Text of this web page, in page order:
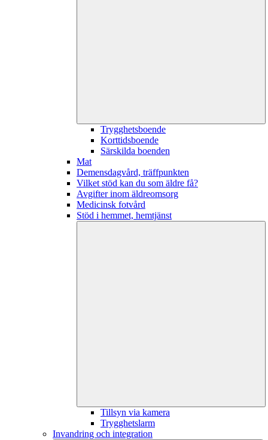
Trygghetsboende
Korttidsboende
Särskilda boenden
Mat
Demensdagvård, träffpunkten
Vilket stöd kan du som äldre få?
Avgifter inom äldreomsorg
Medicinsk fotvård
Stöd i hemmet, hemtjänst
Tillsyn via kamera
Trygghetslarm
Invandring och integration